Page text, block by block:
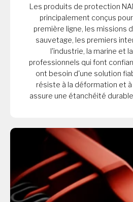
Les produits de protection
principalement conçus
première ligne, les missions
sauvetage, les premiers
l'industrie, la marine et
professionnels qui font
ont besoin d'une solution
résiste à la déformation et à
assure une étanchéité